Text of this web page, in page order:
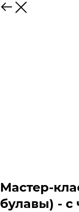
Мастер-
булавы) - с